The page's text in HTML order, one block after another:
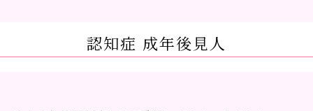
認知症 成年後見人